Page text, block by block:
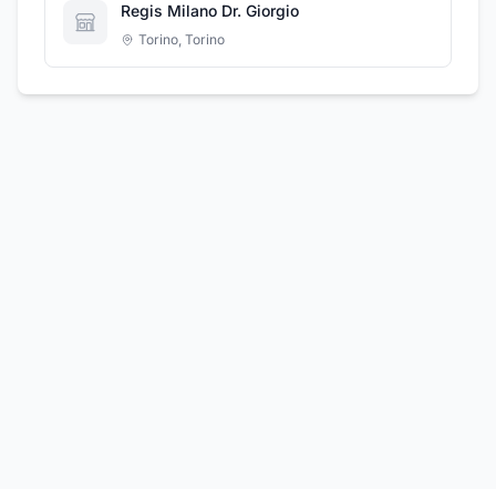
chirurgia estetica e ricostruttiva. Per una
valutazione senza impegno, contatta il 348
5580895.
Regis Milano Dr. Giorgio
Torino, Torino